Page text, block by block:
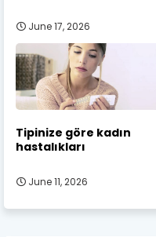
June 17, 2026
Tipinize göre kadın
hastalıkları
June 11, 2026